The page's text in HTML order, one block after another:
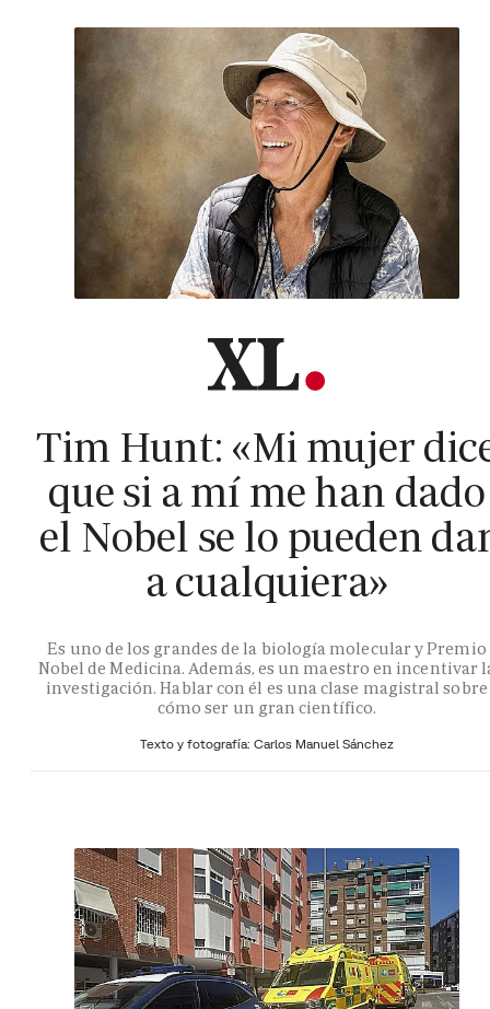
Tim Hunt: «Mi mujer
que si a mí me han dado
el Nobel se lo pueden
a cualquiera»
Es uno de los grandes de la biología molecular y Premio
Nobel de Medicina. Además, es un maestro en incentivar
investigación. Hablar con él es una clase magistral sobre
cómo ser un gran científico.
Texto y fotografía: Carlos Manuel Sánchez